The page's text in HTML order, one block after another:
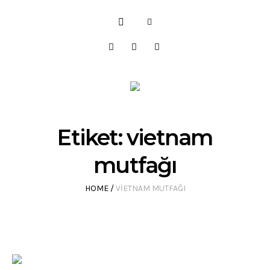
Etiket:vietnam
mutfağı
HOME /VIETNAM MUTFAĞI